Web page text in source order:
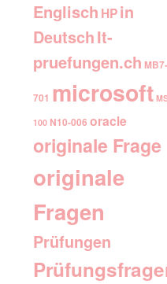
Englisch HPin
DeutschIt-
pruefungen.ch MB7-
701 microsoft
100 N10-006 oracle
originale Frage
originale
Fragen
Prüfungen